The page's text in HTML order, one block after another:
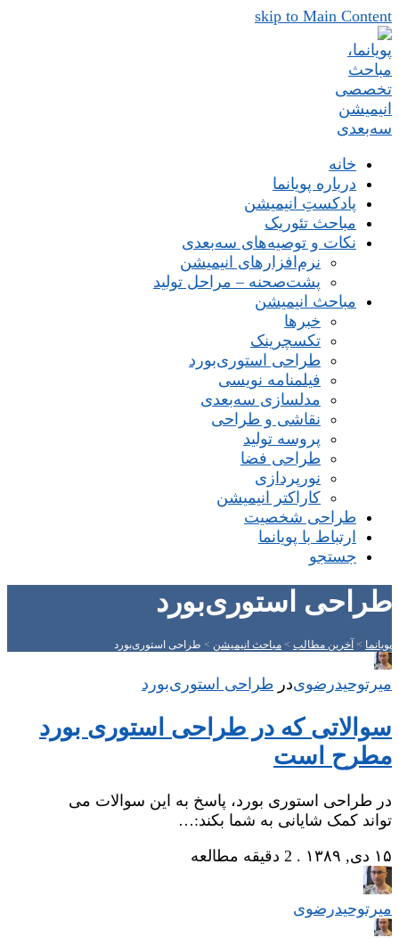
skip to Main Content
خانه
درباره پویانما
پادکستِ انیمیشن
مباحث تئوریک
نکات و توصیه‌های‌ سه‌بعدی
نرم‌افزارهای انیمیشن
پشت‌صحنه – مراحل تولید
مباحث انیمیشن
خبرها
تکسچرینک
طراحی استوری‌بورد
فیلمنامه نویسی
مدلسازی سه‌بعدی
نقاشی و طراحی
پروسه تولید
طراحی فضا
نورپردازی
کاراکتر انیمیشن
طراحی شخصیت
ارتباط با پویانما
جستجو
طراحی استوری‌بورد
پویانما > آخرین مطالب > مباحث انیمیشن > طراحی استوری‌بورد
میر‌توحیدرضویدر طراحی استوری‌بورد
سوالاتی که در طراحی استوری بورد
مطرح است
در طراحی استوری بورد، پاسخ به این سوالات می
تواند کمک شایانی به شما بکند:…
۱۵ دی, ۱۳۸۹
. 2 دقیقه مطالعه
میر‌توحیدرضوی